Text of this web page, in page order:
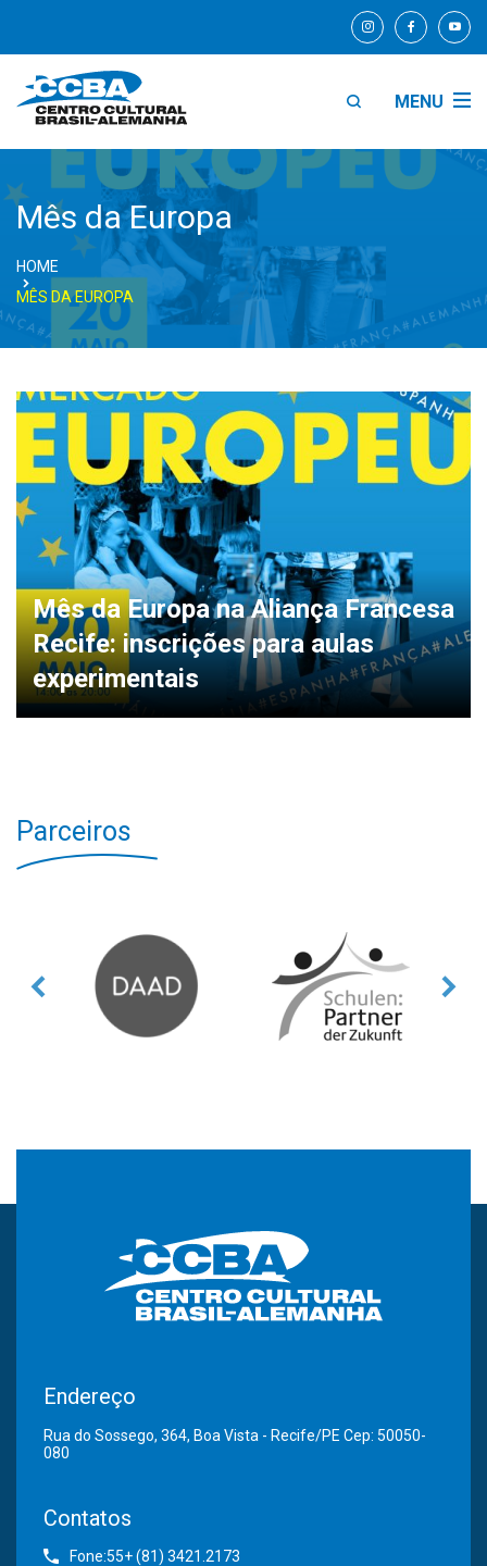
MENU
Mês da Europa
HOME
MÊS DA EUROPA
Mês da Europa na Aliança Francesa
Recife: inscrições para aulas
experimentais
Parceiros
Endereço
Rua do Sossego, 364, Boa Vista - Recife/PE Cep: 50050-
080
Contatos
Fone:55+ (81) 3421.2173